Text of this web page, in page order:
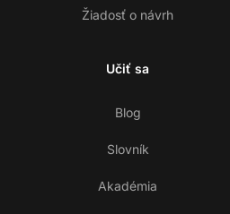
Žiadosť o návrh
Učiť sa
Blog
Slovník
Akadémia